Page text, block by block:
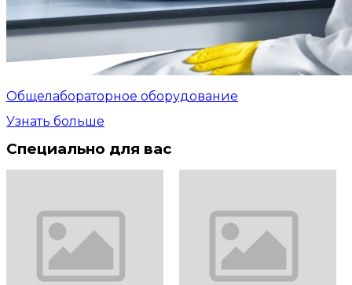
Общелабораторное оборудование
Узнать больше
Специально для вас